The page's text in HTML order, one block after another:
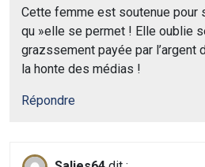
Cette femme est soutenue pour
qu »elle se permet ! Elle oublie
grazssement payée par l’argent
la honte des médias !
Répondre